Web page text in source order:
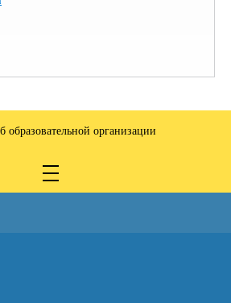
образовательной организации